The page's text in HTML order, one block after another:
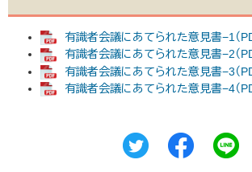
有識者会議にあてられた意見書−1（
有識者会議にあてられた意見書−2（
有識者会議にあてられた意見書−3（
有識者会議にあてられた意見書−4（